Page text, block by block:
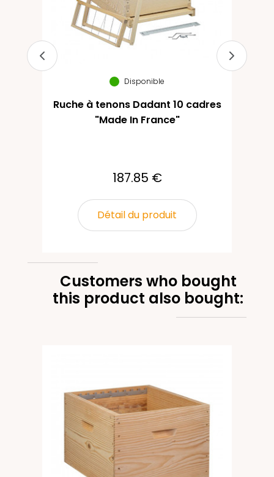
Disponible
Ruche à tenons Dadant 10 cadres
"Made In France"
187.85 €
Détail du produit
Customers who bought
this product also bought: